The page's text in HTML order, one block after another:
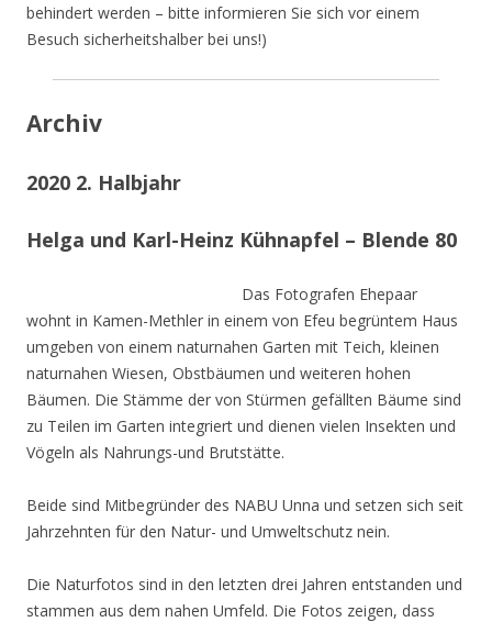
behindert werden – bitte informieren Sie sich vor einem
Besuch sicherheitshalber bei uns!)
Archiv
2020 2. Halbjahr
Helga und Karl-Heinz Kühnapfel – Blende 80
Das Fotografen Ehepaar
wohnt in Kamen-Methler in einem von Efeu begrüntem Haus
umgeben von einem naturnahen Garten mit Teich, kleinen
naturnahen Wiesen, Obstbäumen und weiteren hohen
Bäumen. Die Stämme der von Stürmen gefällten Bäume sind
zu Teilen im Garten integriert und dienen vielen Insekten und
Vögeln als Nahrungs-und Brutstätte.
Beide sind Mitbegründer des NABU Unna und setzen sich seit
Jahrzehnten für den Natur- und Umweltschutz nein.
Die Naturfotos sind in den letzten drei Jahren entstanden und
stammen aus dem nahen Umfeld. Die Fotos zeigen, dass